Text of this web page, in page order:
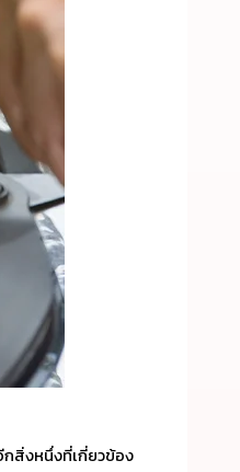
กสิ่งหนึ่งที่เกี่ยวข้อง